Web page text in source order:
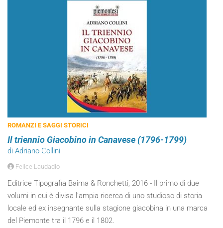
ROMANZI E SAGGI STORICI
Il triennio Giacobino in Canavese (1796-1799)
di Adriano Collini
Felice Laudadio
Editrice Tipografia Baima & Ronchetti, 2016 - Il primo di due
volumi in cui è divisa l’ampia ricerca di uno studioso di storia
locale ed ex insegnante sulla stagione giacobina in una marca
del Piemonte tra il 1796 e il 1802.